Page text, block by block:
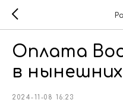
Оплата
в нынешних
2024-11-08 16:23